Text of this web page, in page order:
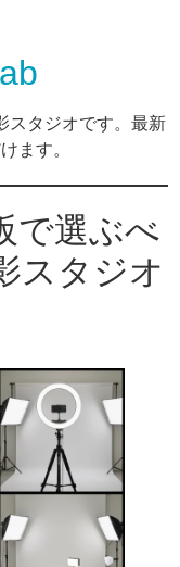
スタジオです。最新
ます。
で選ぶべ
スタジオ